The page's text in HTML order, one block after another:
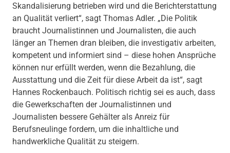
Skandalisierung betrieben wird und die Berichterstattung
an Qualität verliert“, sagt Thomas Adler. „Die Politik
braucht Journalistinnen und Journalisten, die auch
länger an Themen dran bleiben, die investigativ arbeiten,
kompetent und informiert sind – diese hohen Ansprüche
können nur erfüllt werden, wenn die Bezahlung, die
Ausstattung und die Zeit für diese Arbeit da ist“, sagt
Hannes Rockenbauch. Politisch richtig sei es auch, dass
die Gewerkschaften der Journalistinnen und
Journalisten bessere Gehälter als Anreiz für
Berufsneulinge fordern, um die inhaltliche und
handwerkliche Qualität zu steigern.